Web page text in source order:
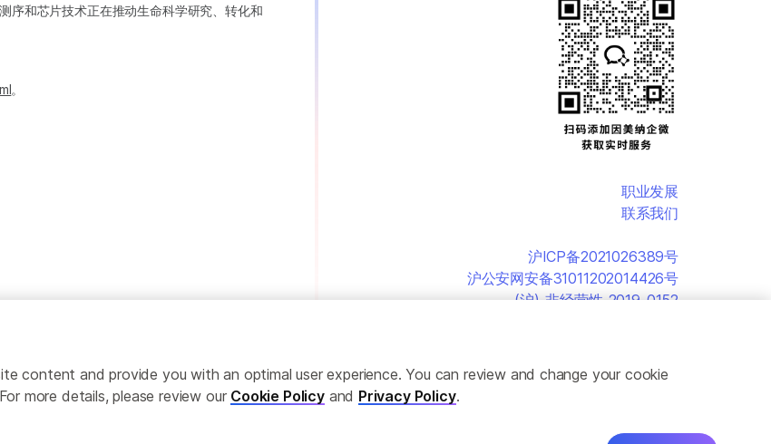
序和芯片技术正在推动生命科学研究、转化和
。
职业发展
联系我们
沪ICP备2021026389号
沪公安网安备31011202014426号
(沪)-非经营性-2019-0152
content and provide you with an optimal user experience. You can review and change your cookie
more details, please review our Cookie Policyand Privacy Policy.